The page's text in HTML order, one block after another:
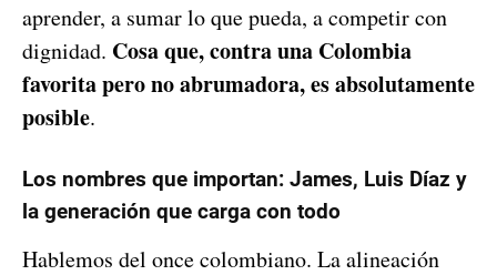
aprender, a sumar lo que pueda, a competir con
dignidad. Cosa que, contra una Colombia
favorita pero no abrumadora, es absolutamente
posible.
Los nombres que importan: James, Luis Díaz y
la generación que carga con todo
Hablemos del once colombiano. La alineación